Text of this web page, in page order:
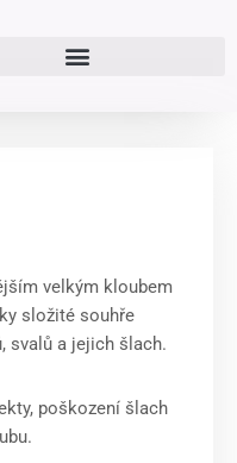
velkým kloubem
složité souhře
svalů a jejich šlach.
poškození šlach